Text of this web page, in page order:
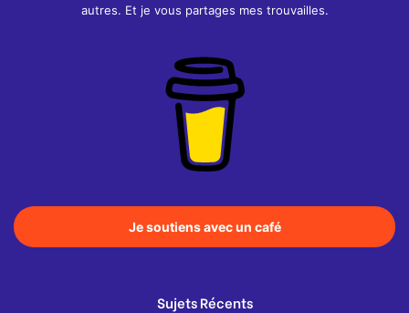
autres. Et je vous partages mes trouvailles.
Je soutiens avec un café
Sujets Récents